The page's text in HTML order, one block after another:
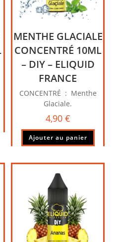
MENTHE GLACIALE
CONCENTRÉ 10ML
– DIY – ELIQUID
FRANCE
CONCENTRÉ : Menthe
Glaciale.
4,90 €
Ajouter au panier